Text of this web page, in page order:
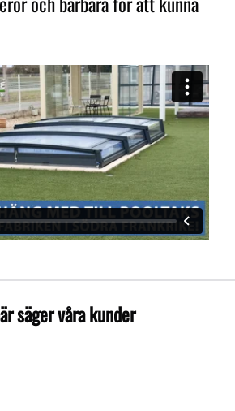
säger våra kunder